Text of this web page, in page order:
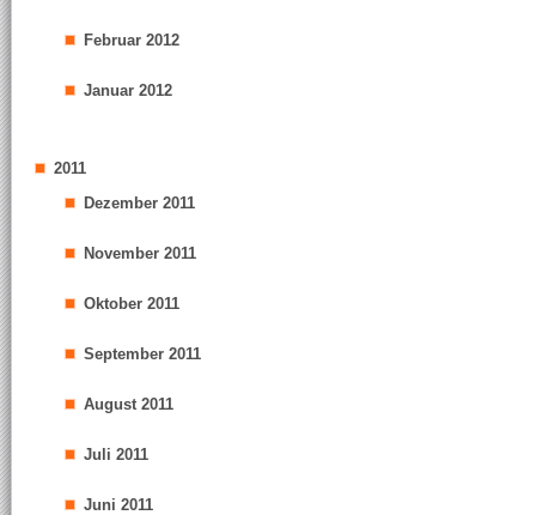
Februar 2012
Januar 2012
2011
Dezember 2011
November 2011
Oktober 2011
September 2011
August 2011
Juli 2011
Juni 2011